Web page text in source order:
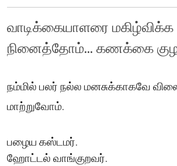
வாடிக்கையாளரை மகிழ்விக்க
நினைத்தோம்... கணக்கை
நம்மில் பலர் நல்ல மனசுக்காகவே
மாற்றுவோம்.
பழைய கஸ்டமர்.
ஹோட்டல் வாங்குறவர்.